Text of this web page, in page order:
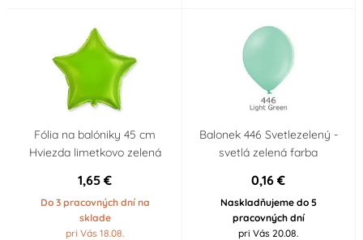
Pro obchod
Dětská párty holčičí Klaun
Hvězdy
Puntíková párty Garden párty
Karneval
Jake a piráti ze Země
Nezemě
Fólia na balóniky 45 cm
Hviezda limetkovo zelená
1,65 €
Do 3 pracovných dní na
sklade
pri Vás 18.08.
Balonek 446 Svetlezelený -
svetlá zelená farba
0,16 €
Naskladňujeme do 5
pracovných dní
pri Vás 20.08.